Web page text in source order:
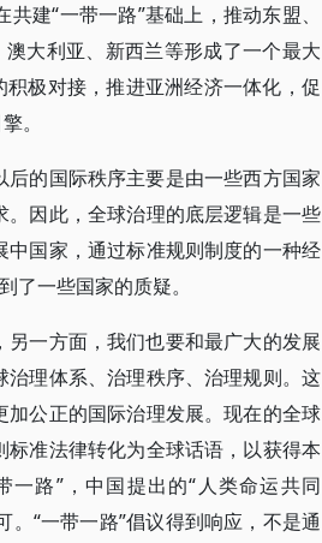
建“一带一路”基础上，推动东盟、
澳大利亚、新西兰等形成了一个最大
极对接，推进亚洲经济一体化，促
。
的国际秩序主要是由一些西方国家
因此，全球治理的底层逻辑是一些
国家，通过标准规则制度的一种经
了一些国家的质疑。
一方面，我们也要和最广大的发展
理体系、治理秩序、治理规则。这
公正的国际治理发展。现在的全球
准法律转化为全球话语，以获得本
路”，中国提出的“人类命运共同
“一带一路”倡议得到响应，不是通